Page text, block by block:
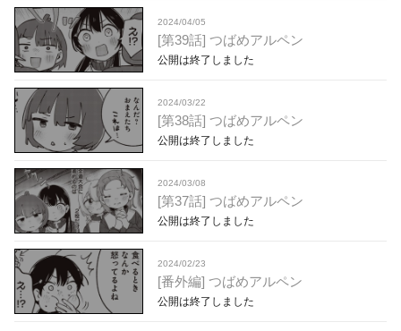
2024/04/05
[第39話] つばめアルペン
公開は終了しました
2024/03/22
[第38話] つばめアルペン
公開は終了しました
2024/03/08
[第37話] つばめアルペン
公開は終了しました
2024/02/23
[番外編] つばめアルペン
公開は終了しました